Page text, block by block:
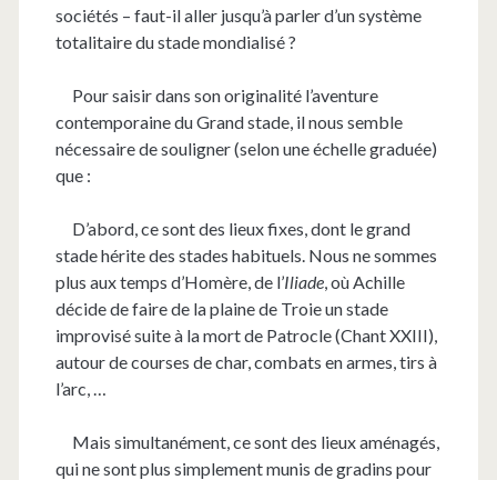
sociétés – faut-il aller jusqu’à parler d’un système
totalitaire du stade mondialisé ?
Pour saisir dans son originalité l’aventure
contemporaine du Grand stade, il nous semble
nécessaire de souligner (selon une échelle graduée)
que :
D’abord, ce sont des lieux fixes, dont le grand
stade hérite des stades habituels. Nous ne sommes
plus aux temps d’Homère, de l’Iliade, où Achille
décide de faire de la plaine de Troie un stade
improvisé suite à la mort de Patrocle (Chant XXIII),
autour de courses de char, combats en armes, tirs à
l’arc, …
Mais simultanément, ce sont des lieux aménagés,
qui ne sont plus simplement munis de gradins pour